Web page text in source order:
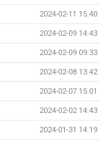
2024-02-11 15:40
2024-02-09 14:43
2024-02-09 09:33
2024-02-08 13:42
2024-02-07 15:01
2024-02-02 14:43
2024-01-31 14:19